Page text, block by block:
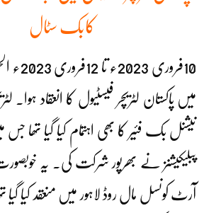
کابک سٹال
10فروری
میں پاکستان لٹریچر فیسٹیول کا انعقاد ہوا۔
نیشنل بک فئیر کا بھی اہتمام کیا گیا تھا
پبلیکیشنز نے بھرپور شرکت کی۔ یہ خوبصورت
آرٹ کونسل مال روڈ لاہور میں منعقد کیا گیا